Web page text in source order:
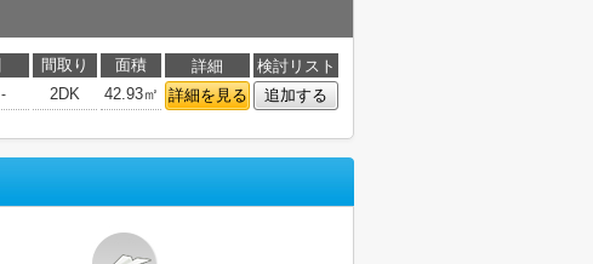
間取り 面積 詳細
検討リスト
- 2DK 42.93㎡ 詳細を見る 追加する